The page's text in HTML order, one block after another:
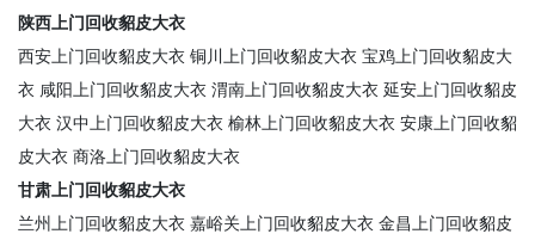
陕西上门回收貂皮大衣
西安上门回收貂皮大衣 铜川上门回收貂皮大衣 宝鸡上门回收貂皮大
衣 咸阳上门回收貂皮大衣 渭南上门回收貂皮大衣 延安上门回收貂皮
大衣 汉中上门回收貂皮大衣 榆林上门回收貂皮大衣 安康上门回收貂
皮大衣 商洛上门回收貂皮大衣
甘肃上门回收貂皮大衣
兰州上门回收貂皮大衣 嘉峪关上门回收貂皮大衣 金昌上门回收貂皮